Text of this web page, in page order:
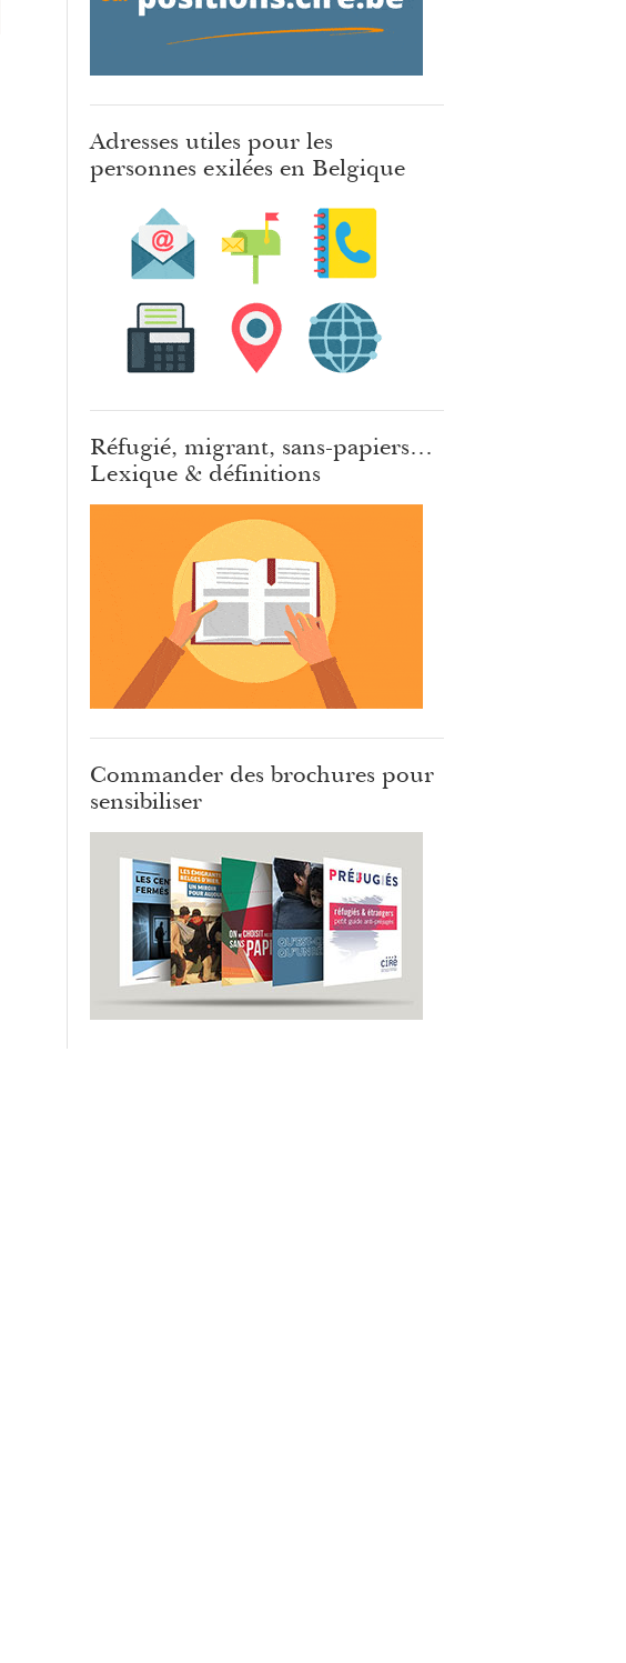
Adresses utiles pour les
personnes exilées en Belgique
Réfugié, migrant, sans-papiers…
Lexique & définitions
Commander des brochures pour
sensibiliser